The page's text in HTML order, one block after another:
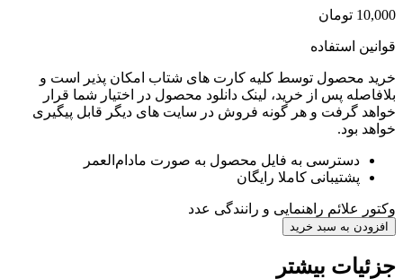
10,000 تومان
قوانین استفاده
خرید محصول توسط کلیه کارت های شتاب امکان پذیر است و
بلافاصله پس از خرید، لینک دانلود محصول در اختیار شما قرار
خواهد گرفت و هر گونه فروش در سایت های دیگر قابل پیگیری
خواهد بود.
دسترسی به فایل محصول به صورت مادام‌العمر
پشتیبانی کاملا رایگان
وکتور علائم راهنمایی و رانندگی عدد
افزودن به سبد خرید
جزئیات بیشتر